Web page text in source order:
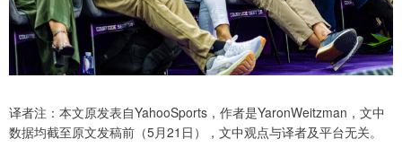
译者注：本文原发表自YahooSports，作者是YaronWeitzman，文中
数据均截至原文发稿前（5月21日），文中观点与译者及平台无关。